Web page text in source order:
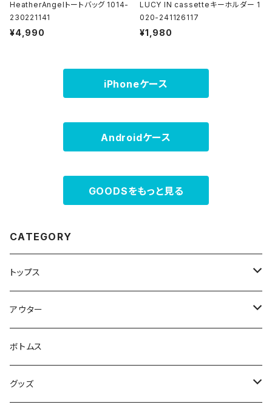
HeatherAngelトートバッグ 1014-
230221141
¥4,990
LUCY IN cassetteキーホルダー 1
020-241126117
¥1,980
iPhoneケース
Androidケース
GOODSをもっと見る
CATEGORY
トップス
スウェット・パーカー
Tシャツ
シャツ
アウター
ジャケット・ブルゾン
ボトムス
グッズ